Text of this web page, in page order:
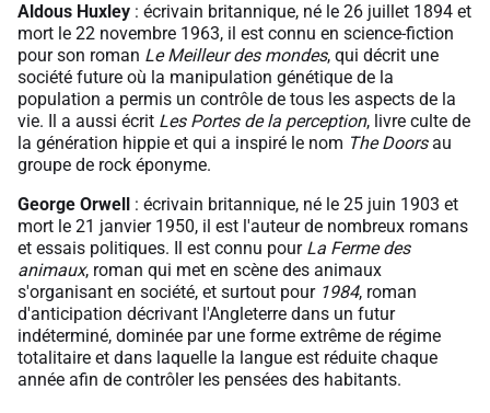
Aldous Huxley : écrivain britannique, né le 26 juillet 1894 et
mort le 22 novembre 1963, il est connu en science-fiction
pour son roman Le Meilleur des mondes, qui décrit une
société future où la manipulation génétique de la
population a permis un contrôle de tous les aspects de la
vie. Il a aussi écrit Les Portes de la perception, livre culte de
la génération hippie et qui a inspiré le nom The Doorsau
groupe de rock éponyme.
George Orwell : écrivain britannique, né le 25 juin 1903 et
mort le 21 janvier 1950, il est l'auteur de nombreux romans
et essais politiques. Il est connu pour La Ferme des
animaux, roman qui met en scène des animaux
s'organisant en société, et surtout pour 1984, roman
d'anticipation décrivant l'Angleterre dans un futur
indéterminé, dominée par une forme extrême de régime
totalitaire et dans laquelle la langue est réduite chaque
année afin de contrôler les pensées des habitants.